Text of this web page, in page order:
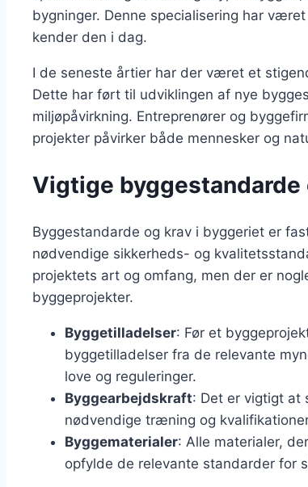
bygninger. Denne specialisering har
kender den i dag.
I de seneste årtier har der været et
Dette har ført til udviklingen af nye
miljøpåvirkning. Entreprenører og
projekter påvirker både mennesker og
Vigtige byggestandarde
Byggestandarde og krav i byggeriet er
nødvendige sikkerheds- og
projektets art og omfang, men der er
byggeprojekter.
Byggetilladelser: Før et
byggetilladelser fra de relevante
love og reguleringer.
Byggearbejdskraft: Det er vigtigt at
nødvendige træning og
Byggematerialer: Alle materialer,
opfylde de relevante standarder for